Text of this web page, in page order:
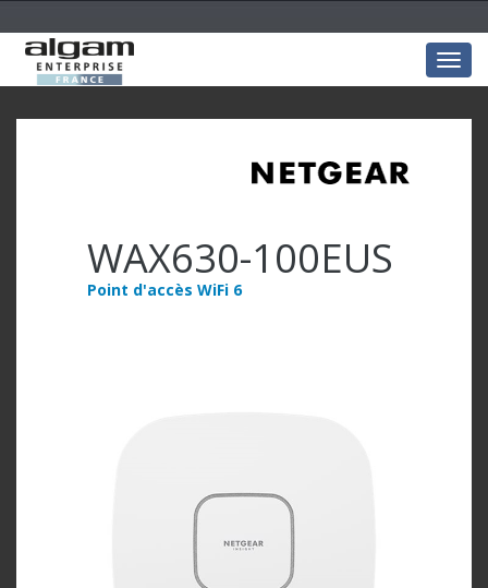
WAX630-100EUS
Point d'accès WiFi 6